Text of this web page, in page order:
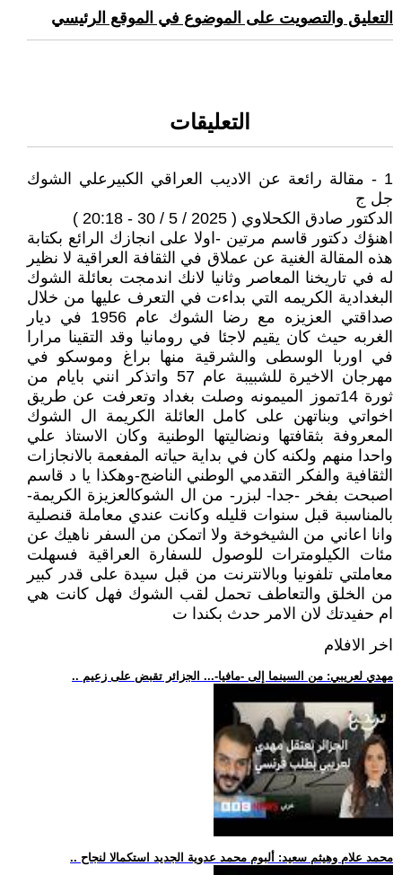
التعليق والتصويت على الموضوع في الموقع الرئيسي
التعليقات
1 - مقالة رائعة عن الاديب العراقي الكبيرعلي الشوك
جل ج
الدكتور صادق الكحلاوي ( 2025 / 5 / 30 - 20:18 )
اهنؤك دكتور قاسم مرتين -اولا على انجازك الرائع بكتابة
هذه المقالة الغنية عن عملاق في الثقافة العراقية لا نظير
له في تاريخنا المعاصر وثانيا لانك اندمجت بعائلة الشوك
البغدادية الكريمه التي بداءت في التعرف عليها من خلال
صداقتي العزيزه مع رضا الشوك عام 1956 في ديار
الغربه حيث كان يقيم لاجئا في رومانيا وقد التقينا مرارا
في اوربا الوسطى والشرقية منها براغ وموسكو في
مهرجان الاخيرة للشبيبة عام 57 واتذكر انني بايام من
ثورة 14تموز الميمونه وصلت بغداد وتعرفت عن طريق
اخواتي وبناتهن على كامل العائلة الكريمة ال الشوك
المعروفة بثقافتها ونضاليتها الوطنية وكان الاستاذ علي
واحدا منهم ولكنه كان في بداية حياته المفعمة بالانجازات
الثقافية والفكر التقدمي الوطني الناضج-وهكذا يا د قاسم
اصبحت بفخر -جدا- لبزر- من ال الشوكالعزيزة الكريمة-
بالمناسبة قبل سنوات قليله وكانت عندي معاملة قنصلية
وانا اعاني من الشيخوخة ولا اتمكن من السفر ناهيك عن
مئات الكيلومترات للوصول للسفارة العراقية فسهلت
معاملتي تلفونيا وبالانترنت من قبل سيدة على قدر كبير
من الخلق والتعاطف تحمل لقب الشوك فهل كانت هي
ام حفيدتك لان الامر حدث بكندا ت
اخر الافلام
.. مهدي لعريبي: من السينما إلى -مافيا-... الجزائر تقبض على زعيم
.. محمد علام وهيثم سعيد: ألبوم محمد عدوية الجديد استكمالا لنجاح